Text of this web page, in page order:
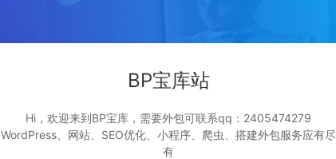
点赞 (0)
BP宝库站
Hi，欢迎来到BP宝库，需要外包可联系qq：2405474279
WordPress、网站、SEO优化、小程序、爬虫、搭建外包服务应有尽
有